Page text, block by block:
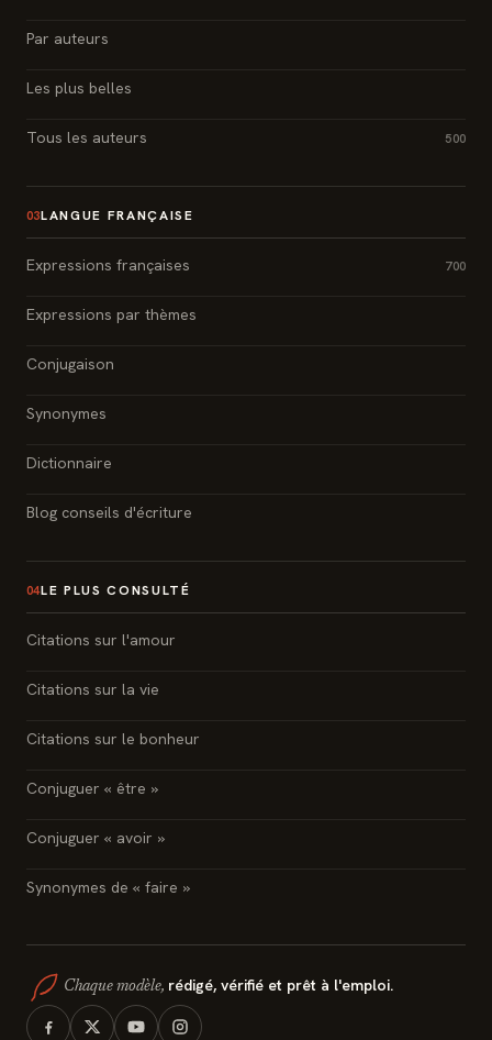
Par auteurs
Les plus belles
Tous les auteurs 500
03LANGUE FRANÇAISE
Expressions françaises 700
Expressions par thèmes
Conjugaison
Synonymes
Dictionnaire
Blog conseils d'écriture
04LE PLUS CONSULTÉ
Citations sur l'amour
Citations sur la vie
Citations sur le bonheur
Conjuguer « être »
Conjuguer « avoir »
Synonymes de « faire »
Chaque modèle, rédigé, vérifié et prêt à l'emploi.